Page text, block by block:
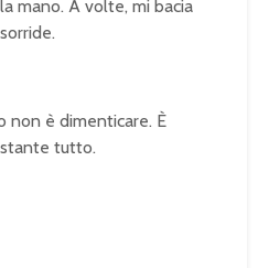
mano. A volte, mi bacia
non è dimenticare. È
tutto.